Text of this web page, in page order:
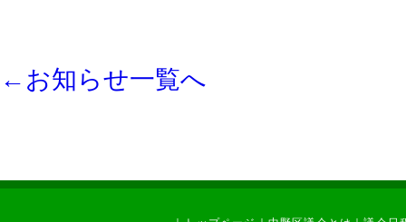
←お知らせ一覧へ